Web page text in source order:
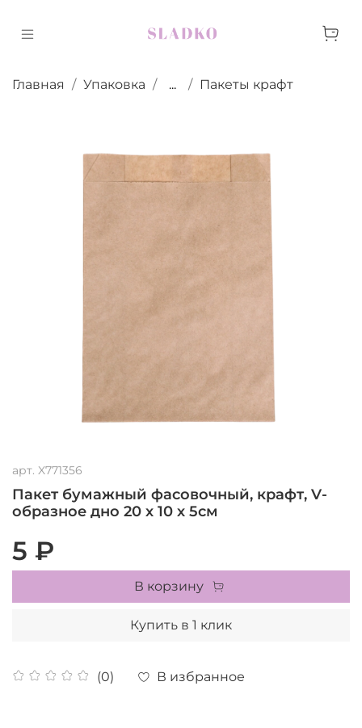
Главная Упаковка ... Пакеты крафт
арт. X771356
Пакет бумажный фасовочный, крафт, V-
образное дно 20 х 10 х 5см
(0) В избранное
5 ₽
В корзину
Купить в 1 клик